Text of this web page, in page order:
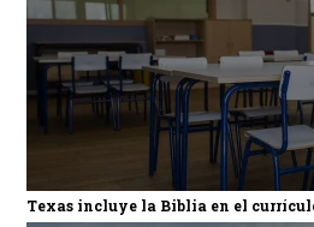
Texas incluye la Biblia en el